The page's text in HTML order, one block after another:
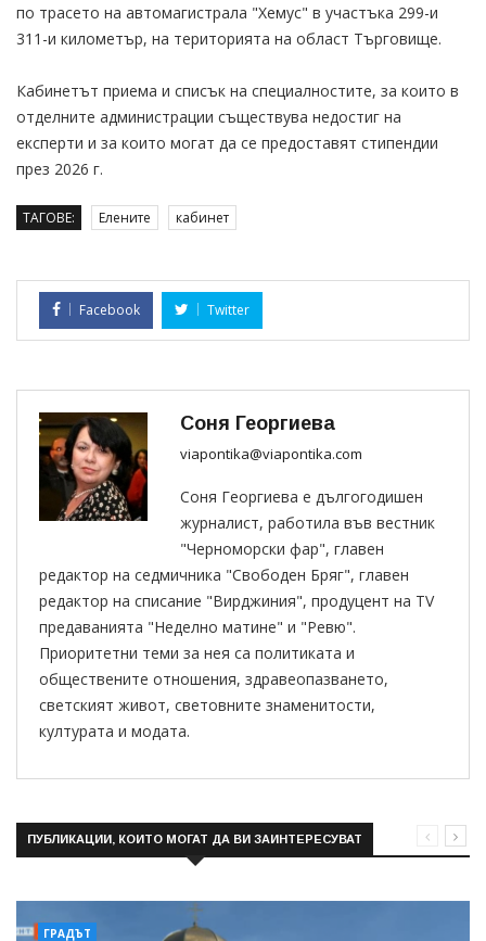
по трасето на автомагистрала "Хемус" в участъка 299-и
311-и километър, на територията на област Търговище.
Кабинетът приема и списък на специалностите, за които в
отделните администрации съществува недостиг на
експерти и за които могат да се предоставят стипендии
през 2026 г.
ТАГОВЕ: Елените кабинет
Facebook Twitter
Соня Георгиева
viapontika@viapontika.com
Соня Георгиева е дългогодишен
журналист, работила във вестник
"Черноморски фар", главен
редактор на седмичника "Свободен Бряг", главен
редактор на списание "Вирджиния", продуцент на TV
предаванията "Неделно матине" и "Ревю".
Приоритетни теми за нея са политиката и
обществените отношения, здравеопазването,
светският живот, световните знаменитости,
културата и модата.
ПУБЛИКАЦИИ, КОИТО МОГАТ ДА ВИ ЗАИНТЕРЕСУВАТ
ГРАДЪТ